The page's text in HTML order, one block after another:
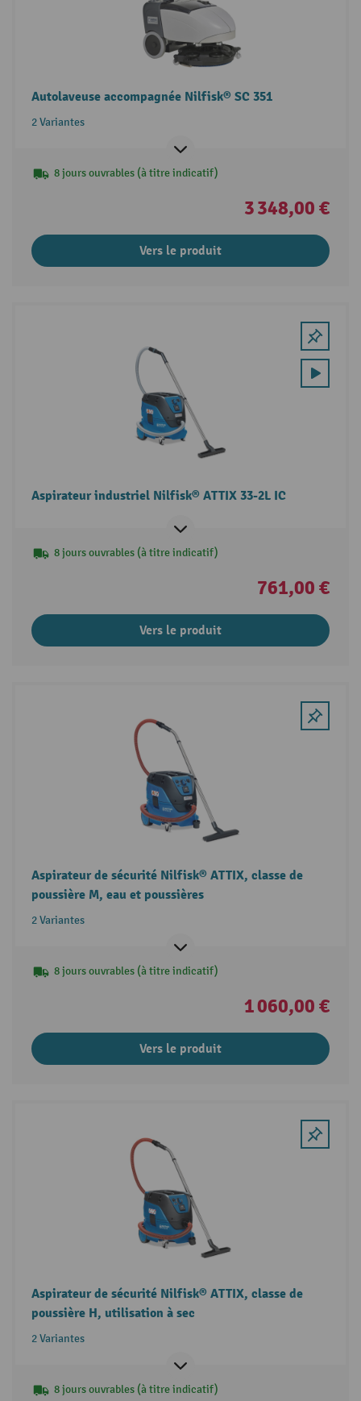
Autolaveuse accompagnée Nilfisk® SC 351
2 Variantes
8 jours ouvrables (à titre indicatif)
3 348,00 €
Vers le produit
Aspirateur industriel Nilfisk® ATTIX 33-2L IC
8 jours ouvrables (à titre indicatif)
761,00 €
Vers le produit
Aspirateur de sécurité Nilfisk® ATTIX, classe de
poussière M, eau et poussières
2 Variantes
8 jours ouvrables (à titre indicatif)
1 060,00 €
Vers le produit
Aspirateur de sécurité Nilfisk® ATTIX, classe de
poussière H, utilisation à sec
2 Variantes
8 jours ouvrables (à titre indicatif)